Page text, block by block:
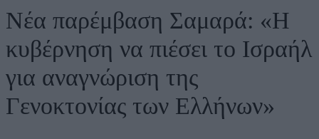
Νέα παρέμβαση Σαμαρά: «Η
κυβέρνηση να πιέσει το Ισραήλ
για αναγνώριση της
Γενοκτονίας των Ελλήνων»